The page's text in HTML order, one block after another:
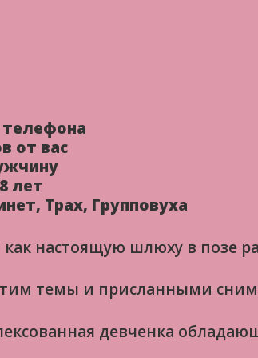
от вас
лет
Трах, Групповуха
настоящую шлюху в позе
темы и приcланными
девченка